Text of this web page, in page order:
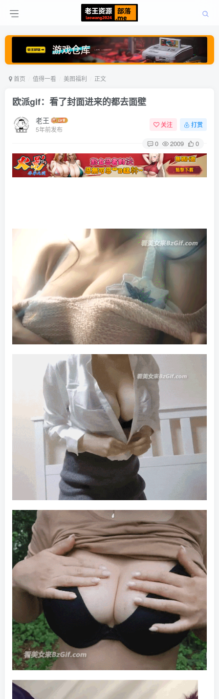
首页 值得一看 美图福利 正文
欧派gif：看了封面进来的都去面壁
老王
5年前发布
关注 打赏
0 2009 0